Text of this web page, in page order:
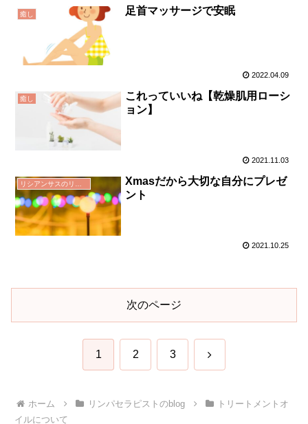
癒し 足首マッサージで安眠
2022.04.09
癒し
これっていいね【乾燥肌用ローシ
ョン】
2021.11.03
Xmasだから大切な自分にプレゼ
ント
2021.10.25
次のページ
1 2 3 次
ホーム リンパセラピストのblog
トリートメントオ
イルについて